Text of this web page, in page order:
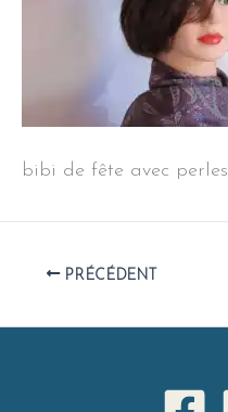
bibi de fête avec perles
PRÉCÉDENT